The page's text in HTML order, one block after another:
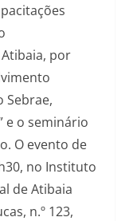
por
Sebrae,
e o seminário
O evento de
no Instituto
de Atibaia
n.º 123,